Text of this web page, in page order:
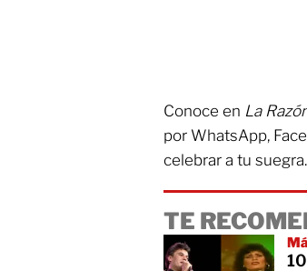
Conoce en La
por WhatsApp,
celebrar a tu suegra.
TE